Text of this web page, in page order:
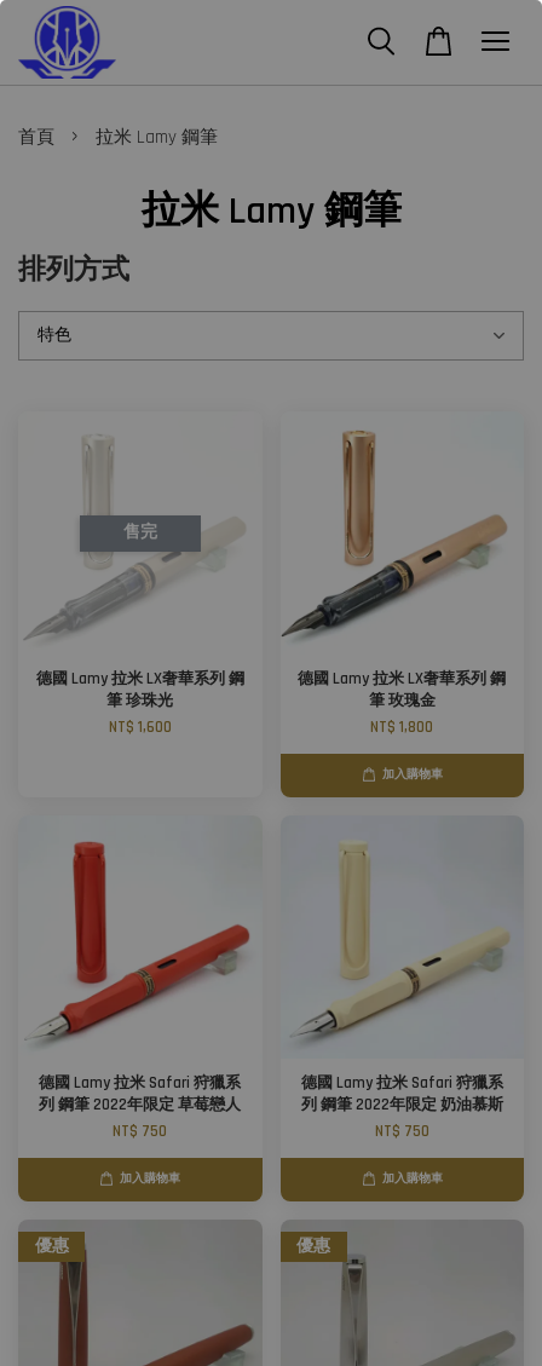
首頁 › 拉米 Lamy 鋼筆
拉米 Lamy 鋼筆
排列方式
售完
德國 Lamy 拉米 LX奢華系列 鋼
筆 珍珠光
NT$ 1,600
德國 Lamy 拉米 LX奢華系列 鋼
筆 玫瑰金
NT$ 1,800
加入購物車
德國 Lamy 拉米 Safari 狩獵系
列 鋼筆 2022年限定 草莓戀人
NT$ 750
加入購物車
德國 Lamy 拉米 Safari 狩獵系
列 鋼筆 2022年限定 奶油慕斯
NT$ 750
加入購物車
優惠 優惠